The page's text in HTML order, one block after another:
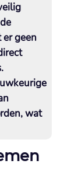
er geen
wat